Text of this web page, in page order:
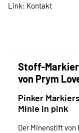
Link: Kontakt
Stoff-
von Prym
Pinker
Minie in pink
Der Minenstift